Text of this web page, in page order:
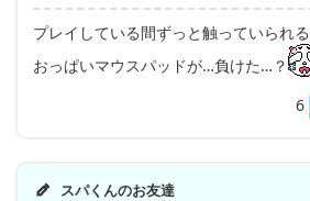
プレイしている間ずっと触っていられ
おっぱいマウスパッドが…負けた…？
6
スパくんのお友達